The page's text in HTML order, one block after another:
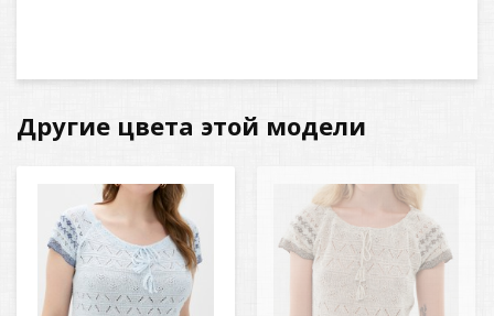
Другие цвета этой модели